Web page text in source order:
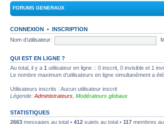
FORUMS GENERAUX
CONNEXION • INSCRIPTION
Nom d’utilisateur:
QUI EST EN LIGNE ?
Au total, il y a 1 utilisateur en ligne :: 0 inscrit, 0 invisible et 1
Le nombre maximum d’utilisateurs en ligne simultanément a
Utilisateurs inscrits : Aucun utilisateur inscrit
Légende: Administrateurs Modérateurs globaux
STATISTIQUES
2663 messages au total • 412 sujets au total • 117 membres